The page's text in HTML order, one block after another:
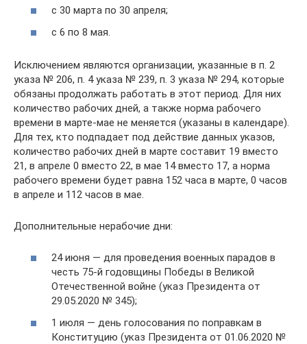
с 30 марта по 30 апреля;
с 6 по 8 мая.
Исключением являются организации, указанные в п. 2
указа № 206, п. 4 указа № 239, п. 3 указа № 294, которые
обязаны продолжать работать в этот период. Для них
количество рабочих дней, а также норма рабочего
времени в марте-мае не меняется (указаны в календаре).
Для тех, кто подпадает под действие данных указов,
количество рабочих дней в марте составит 19 вместо
21, в апреле 0 вместо 22, в мае 14 вместо 17, а норма
рабочего времени будет равна 152 часа в марте, 0 часов
в апреле и 112 часов в мае.
Дополнительные нерабочие дни:
24 июня — для проведения военных парадов в
честь 75-й годовщины Победы в Великой
Отечественной войне (указ Президента от
29.05.2020 № 345);
1 июля — день голосования по поправкам в
Конституцию (указ Президента от 01.06.2020 №